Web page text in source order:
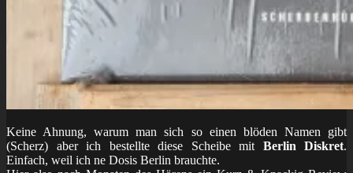
Keine Ahnung, warum man sich so einen blöden Namen gibt
(Scherz) aber ich bestellte diese Scheibe mit Berlin Diskret.
Einfach, weil ich ne Dosis Berlin brauchte.